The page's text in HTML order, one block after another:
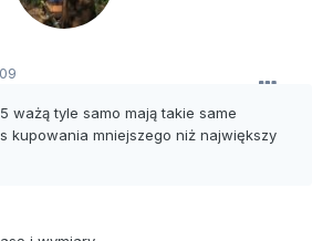
ważą tyle samo mają takie same
kupowania mniejszego niż największy